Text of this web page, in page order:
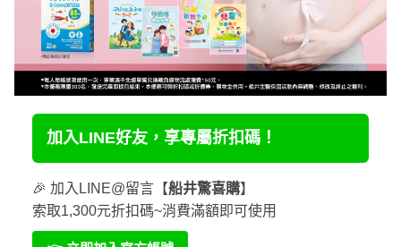
加入LINE好友，享專屬折扣碼！
索取1,300元折扣碼~消費滿額即可使用
👉 立即加入官方帳號